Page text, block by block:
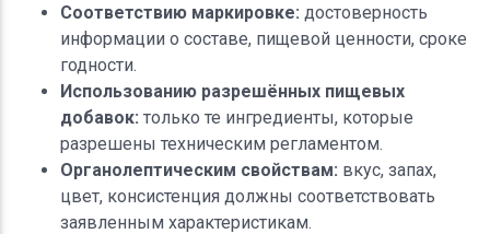
Соответствию маркировке: достоверность
информации о составе, пищевой ценности, сроке
годности.
Использованию разрешённых пищевых
добавок: только те ингредиенты, которые
разрешены техническим регламентом.
Органолептическим свойствам: вкус, запах,
цвет, консистенция должны соответствовать
заявленным характеристикам.